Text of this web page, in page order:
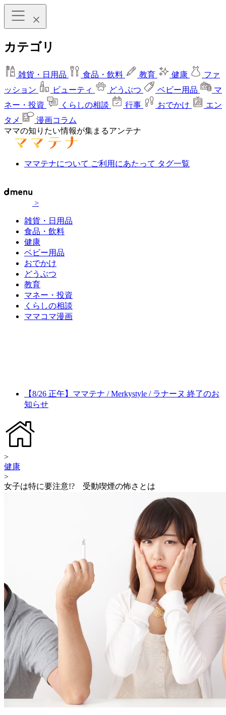
カテゴリ
雑貨・日用品 食品・飲料 教育 健康
ファ
ッション
ビューティ どうぶつ ベビー用品
マ
ネー・投資
くらしの相談 行事 おでかけ
エン
タメ
漫画コラム
ママの知りたい情報が集まるアンテナ
ママテナについて ご利用にあたって タグ一覧
>
雑貨・日用品
食品・飲料
健康
ベビー用品
おでかけ
どうぶつ
教育
マネー・投資
くらしの相談
ママコマ漫画
【8/26 正午】ママテナ / Merkystyle / ラナーヌ 終了のお
知らせ
>
健康
>
女子は特に要注意!? 受動喫煙の怖さとは